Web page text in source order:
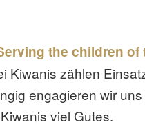
the children of
Kiwanis zählen
engagieren wir
viel Gutes.